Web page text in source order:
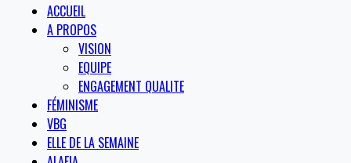
ACCUEIL
A PROPOS
VISION
EQUIPE
ENGAGEMENT QUALITE
FÉMINISME
VBG
ELLE DE LA SEMAINE